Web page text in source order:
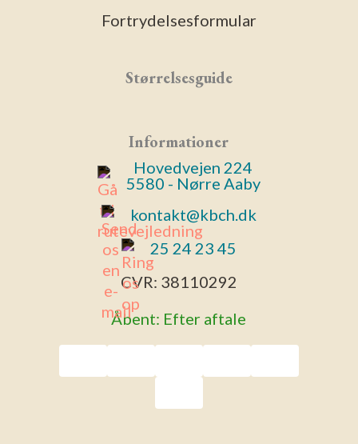
Fortrydelsesformular
Størrelsesguide
Informationer
Hovedvejen 224
5580 - Nørre Aaby
kontakt@kbch.dk
25 24 23 45
CVR: 38110292
Åbent: Efter aftale